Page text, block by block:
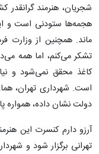
شجریان، هنرمند گرانقدر
هجمه‌ها ستودنی است و
ماند. همچنین از وزارت
تشکر می‌کنم، اما همه
کاغذ محقق نمی‌شود و
است. شهرداری تهران،
دولت نشان داده،
آرزو دارم کنسرت این
تهرانی برگزار شود و